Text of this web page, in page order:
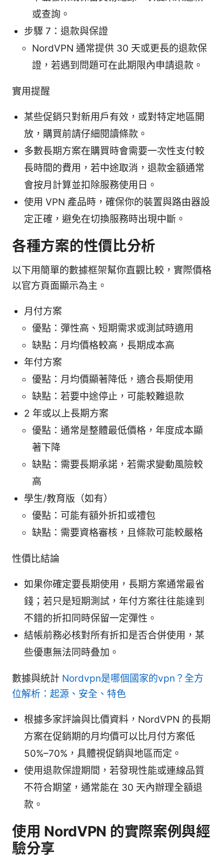
或查詢。
步驟 7：退款與保證
NordVPN 通常提供 30 天或更長的退款保
證，若遇到問題可在此期限內申請退款。
實用提醒
某些促銷只對新用戶有效，或對特定地區開
放，購買前請仔細閱讀條款。
多數長期方案在購買時會需要一次性支付較
長時間的費用，若中途取消，退款金額通常
會按月計算並扣除服務使用日。
使用 VPN 產品時，確保你的裝置與路由器設
定正確，避免在切換服務時出現中斷。
各種方案的性價比分析
以下用簡單的數據框架幫你直觀比較，實際價格
以官方頁面顯示為主。
月付方案
優點：彈性高、短期需求或測試時適用
缺點：月均價格較高，長期成本高
年付方案
優點：月均價顯著降低，適合長期使用
缺點：若要中途停止，可能較難退款
2 年或以上長期方案
優點：通常是整體最低價格，年度成本顯
著下降
缺點：需要長期承諾，若需求變動風險較
高
學生/教育版（如有）
優點：可能有額外折扣或禮包
缺點：需要資格審核，且條款可能較嚴格
性價比結論
如果你確定要長期使用，長期方案通常最省
錢；若只是短期測試，年付方案往往能達到
不錯的折扣同時保留一定彈性。
結帳前務必核對所有折扣是否合併使用，某
些優惠無法同時叠加。
數據與統計 Nordvpn是哪個國家的vpn？全方
位解析：起源、安全、特色
根據多家評論與比價資料，NordVPN 的長期
方案在促銷期的月均價可以比月付方案低
50%–70%，具體視促銷與地區而定。
使用退款保證期間，若發現性能或連線品質
不符合期望，通常能在 30 天內辦理全額退
款。
使用 NordVPN 的實際案例與經
驗分享